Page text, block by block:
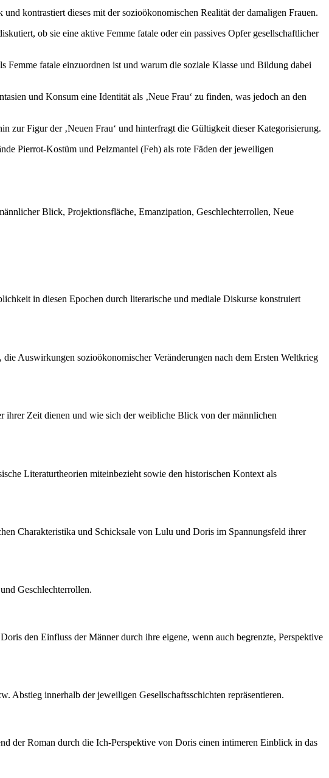
kontrastiert dieses mit der sozioökonomischen Realität der damaligen Frauen.
ob sie eine aktive Femme fatale oder ein passives Opfer gesellschaftlicher
Femme fatale einzuordnen ist und warum die soziale Klasse und Bildung dabei
und Konsum eine Identität als ‚Neue Frau‘ zu finden, was jedoch an den
zur Figur der ‚Neuen Frau‘ und hinterfragt die Gültigkeit dieser Kategorisierung.
Pierrot-Kostüm und Pelzmantel (Feh) als rote Fäden der jeweiligen
Blick, Projektionsfläche, Emanzipation, Geschlechterrollen, Neue
in diesen Epochen durch literarische und mediale Diskurse konstruiert
Auswirkungen sozioökonomischer Veränderungen nach dem Ersten Weltkrieg
Zeit dienen und wie sich der weibliche Blick von der männlichen
Literaturtheorien miteinbezieht sowie den historischen Kontext als
Charakteristika und Schicksale von Lulu und Doris im Spannungsfeld ihrer
Geschlechterrollen.
den Einfluss der Männer durch ihre eigene, wenn auch begrenzte, Perspektive
Abstieg innerhalb der jeweiligen Gesellschaftsschichten repräsentieren.
der Roman durch die Ich-Perspektive von Doris einen intimeren Einblick in das